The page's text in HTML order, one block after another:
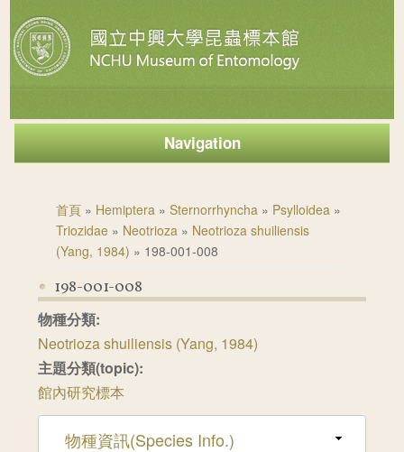
Navigation
首頁 » Hemiptera »Sternorrhyncha » Psylloidea »
Triozidae » Neotrioza » Neotrioza shuiliensis
(Yang, 1984) » 198-001-008
198-001-008
物種分類:
Neotrioza shuiliensis (Yang, 1984)
主題分類(topic):
館內研究標本
隱藏
物種資訊(Species Info.)